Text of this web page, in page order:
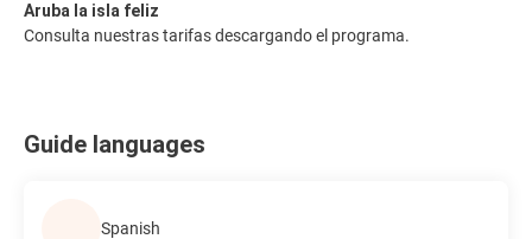
Aruba la isla feliz
Consulta nuestras tarifas descargando el programa.
Guide languages
Spanish